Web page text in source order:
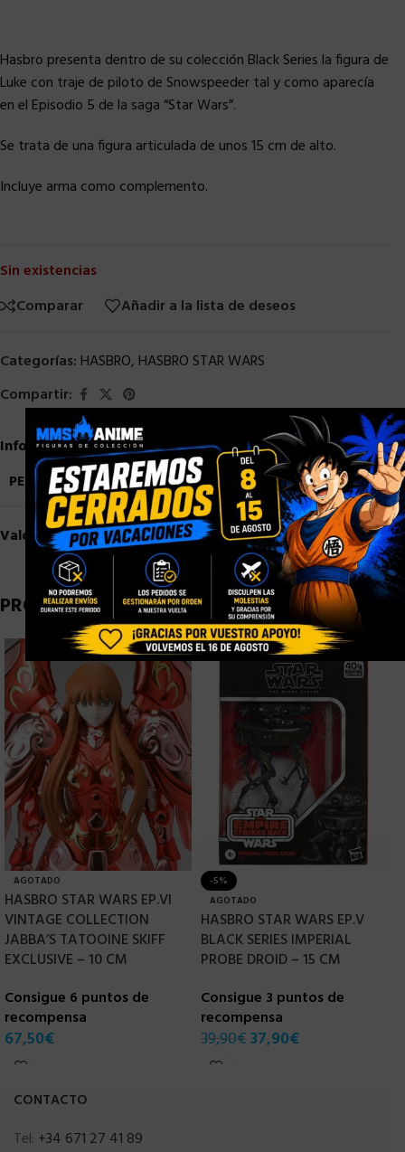
Hasbro presenta dentro de su colección Black Series la figura de
Luke con traje de piloto de Snowspeeder tal y como aparecía
en el Episodio 5 de la saga “Star Wars”.
Se trata de una figura articulada de unos 15 cm de alto.
Incluye arma como complemento.
Sin existencias
Comparar
Añadir a la lista de deseos
Categorías: HASBRO, HASBRO STAR WARS
Compartir:
Información adicional
PESO
0,6 kg
Valoraciones (0)
PRODUCTOS RELACIONADOS
AGOTADO
HASBRO STAR WARS EP.VI
VINTAGE COLLECTION
JABBA’S TATOOINE SKIFF
EXCLUSIVE – 10 CM
Consigue 6 puntos de
recompensa
67,50€
-5%
AGOTADO
HASBRO STAR WARS EP.V
BLACK SERIES IMPERIAL
PROBE DROID – 15 CM
Consigue 3 puntos de
recompensa
39,90€37,90€
CONTACTO
Tel: +34 671 27 41 89
×